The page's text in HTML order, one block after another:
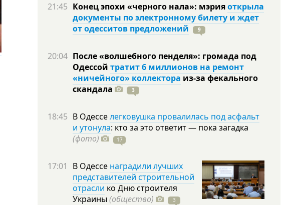
21:45 Конец эпохи «черного нала»: мэрияоткрыла
документы по электронному билету и ждет
от одесситов предложений
9
20:04 После «волшебного пенделя»: громада под
Одессой тратит 6 миллионов на ремонт
«ничейного» коллектора из-за фекального
скандала
3
18:45 В Одесселегковушка провалилась под асфальт
и утонула: кто за это ответит — пока загадка
(фото)
17
17:01 В Одессе наградили лучших
представителей строительной
отрасли ко Дню строителя
Украины (общество) 3